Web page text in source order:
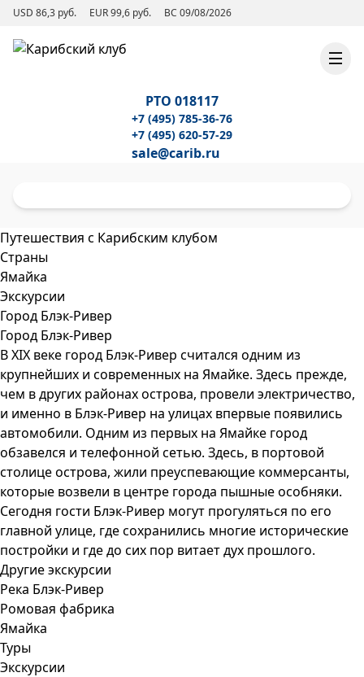
USD 86,3 руб. EUR 99,6 руб. ВС 09/08/2026
РТО 018117
+7 (495) 785-36-76
+7 (495) 620-57-29
sale@carib.ru
Путешествия с Карибским клубом
Страны
Ямайка
Экскурсии
Город Блэк-Ривер
Город Блэк-Ривер
В XIX веке город Блэк-Ривер считался одним из
крупнейших и современных на Ямайке. Здесь прежде,
чем в других районах острова, провели электричество,
и именно в Блэк-Ривер на улицах впервые появились
автомобили. Одним из первых на Ямайке город
обзавелся и телефонной сетью. Здесь, в портовой
столице острова, жили преуспевающие коммерсанты,
которые возвели в центре города пышные особняки.
Сегодня гости Блэк-Ривер могут прогуляться по его
главной улице, где сохранились многие исторические
постройки и где до сих пор витает дух прошлого.
Другие экскурсии
Река Блэк-Ривер
Ромовая фабрика
Ямайка
Туры
Экскурсии